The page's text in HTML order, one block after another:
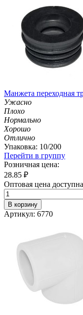
Манжета переходная
Ужасно
Плохо
Нормально
Хорошо
Отлично
Упаковка: 10/200
Перейти в группу
Розничная цена:
28.85 ₽
Оптовая цена
В корзину
Артикул: 6770